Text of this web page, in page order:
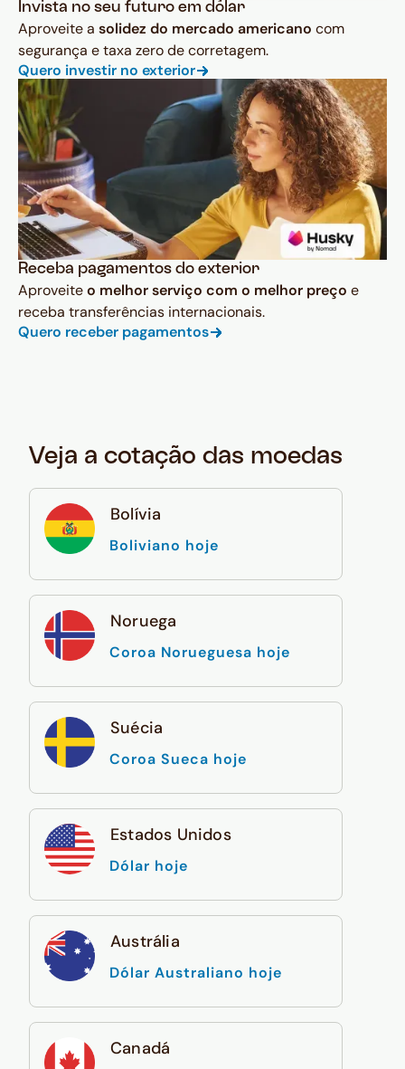
Invista no seu futuro em dólar
Aproveite a solidez do mercado americano com
segurança e taxa zero de corretagem.
Quero investir no exterior
Receba pagamentos do exterior
Aproveiteo melhor serviço com o melhor preço e
receba transferências internacionais.
Quero receber pagamentos
Veja a cotação das moedas
Bolívia
Boliviano hoje
Noruega
Coroa Norueguesa hoje
Suécia
Coroa Sueca hoje
Estados Unidos
Dólar hoje
Austrália
Dólar Australiano hoje
Canadá